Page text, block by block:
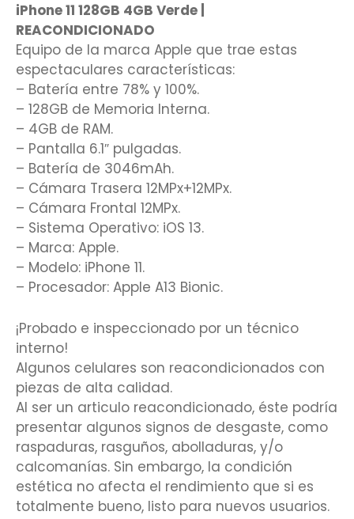
iPhone 11 128GB 4GB Verde |
REACONDICIONADO
Equipo de la marca Apple que trae estas
espectaculares características:
– Batería entre 78% y 100%.
– 128GB de Memoria Interna.
– 4GB de RAM.
– Pantalla 6.1″ pulgadas.
– Batería de 3046mAh.
– Cámara Trasera 12MPx+12MPx.
– Cámara Frontal 12MPx.
– Sistema Operativo: iOS 13.
– Marca: Apple.
– Modelo: iPhone 11.
– Procesador: Apple A13 Bionic.
¡Probado e inspeccionado por un técnico
interno!
Algunos celulares son reacondicionados con
piezas de alta calidad.
Al ser un articulo reacondicionado, éste podría
presentar algunos signos de desgaste, como
raspaduras, rasguños, abolladuras, y/o
calcomanías. Sin embargo, la condición
estética no afecta el rendimiento que si es
totalmente bueno, listo para nuevos usuarios.